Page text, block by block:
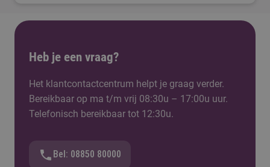
Heb je een vraag?
Het klantcontactcentrum helpt je graag verder.
Bereikbaar op ma t/m vrij 08:30u – 17:00u uur.
Telefonisch bereikbaar tot 12:30u.
Bel: 08850 80000